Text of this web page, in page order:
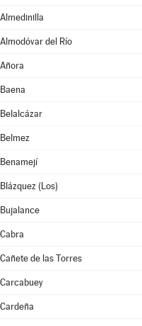
Almedinilla
Almodóvar del Río
Añora
Baena
Belalcázar
Belmez
Benamejí
Blázquez (Los)
Bujalance
Cabra
Cañete de las Torres
Carcabuey
Cardeña